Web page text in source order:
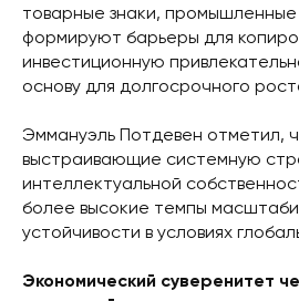
товарные знаки,
формируют барьеры для
инвестиционную
основу для долгосрочного
Эммануэль Потдевен отметил,
выстраивающие системную
интеллектуальной
более высокие темпы
устойчивости в условиях
Экономический суверенитет